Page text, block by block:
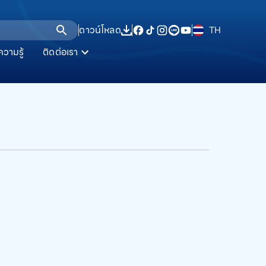
ดาวน์โหลด TH
วามรู้ ติดต่อเรา